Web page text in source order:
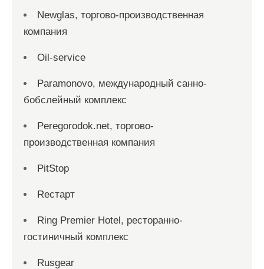
Newglas, торгово-производственная
компания
Oil-service
Paramonovo, международный санно-
бобслейный комплекс
Peregorodok.net, торгово-
производственная компания
PitStop
Reстарт
Ring Premier Hotel, ресторанно-
гостиничный комплекс
Rusgear